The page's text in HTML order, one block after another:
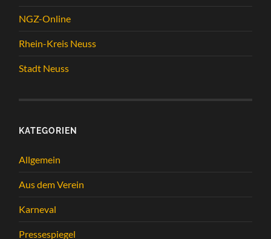
NGZ-Online
Rhein-Kreis Neuss
Stadt Neuss
KATEGORIEN
Allgemein
Aus dem Verein
Karneval
Pressespiegel